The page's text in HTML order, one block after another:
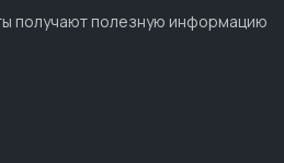
получают полезную информацию